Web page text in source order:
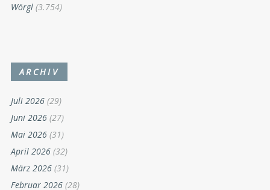
Wörgl (3.754)
ARCHIV
Juli 2026 (29)
Juni 2026 (27)
Mai 2026 (31)
April 2026 (32)
März 2026 (31)
Februar 2026 (28)